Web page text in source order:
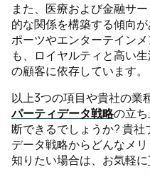
また、医療および金融サ
的な関係を構築する傾向
ポーツやエンターテイン
も、ロイヤルティと高い
の顧客に依存しています。
以上3つの項目や貴社の業
パーティデータ戦略の立
断できるでしょうか? 貴
データ戦略からどんなメ
知りたい場合は、お気軽に